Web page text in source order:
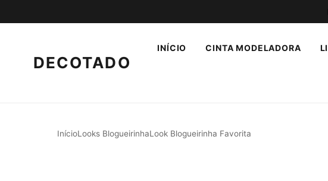
DECOTADO
INÍCIO CINTA MODELADORA
InícioLooks BlogueirinhaLook Blogueirinha Favorita